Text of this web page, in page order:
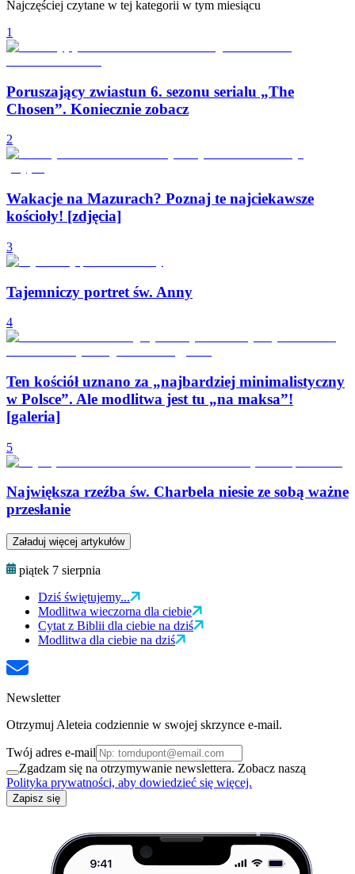
Najczęściej czytane w tej kategorii w tym miesiącu
1
Poruszający zwiastun 6. sezonu serialu „The
Chosen”. Koniecznie zobacz
2
Wakacje na Mazurach? Poznaj te najciekawsze
kościoły! [zdjęcia]
3
Tajemniczy portret św. Anny
4
Ten kościół uznano za „najbardziej minimalistyczny
w Polsce”. Ale modlitwa jest tu „na maksa”!
[galeria]
5
Największa rzeźba św. Charbela niesie ze sobą ważne
przesłanie
Załaduj więcej artykułów
piątek 7 sierpnia
Dziś świętujemy...
Modlitwa wieczorna dla ciebie
Cytat z Biblii dla ciebie na dziś
Modlitwa dla ciebie na dziś
Newsletter
Otrzymuj Aleteia codziennie w swojej skrzynce e-mail.
Twój adres e-mail
Zgadzam się na otrzymywanie newslettera. Zobacz naszą
Polityka prywatności, aby dowiedzieć się więcej.
Zapisz się